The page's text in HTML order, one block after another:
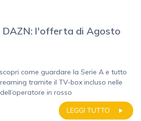
DAZN: l'offerta di Agosto
come guardare la Serie A e tutto
tramite il TV-box incluso nelle
in rosso
LEGGI TUTTO